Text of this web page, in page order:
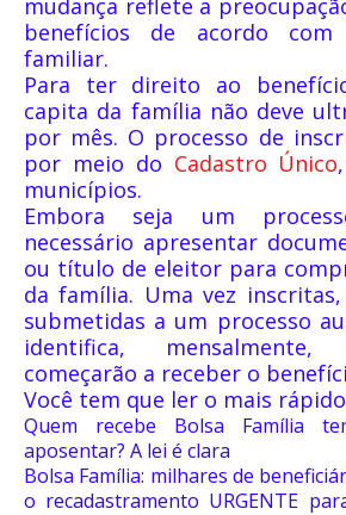
mudança reflete a
benefícios de acordo com
familiar.
Para ter direito ao
capita da família não deve
por mês. O processo de
por meio do Cadastro Único
municípios.
Embora seja um
necessário apresentar
ou título de eleitor para
da família. Uma vez
submetidas a um processo
identifica,
começarão a receber o
Você tem que ler o mais
Quem recebe Bolsa Família
aposentar? A lei é clara
Bolsa Família: milhares de
o recadastramento URGENTE